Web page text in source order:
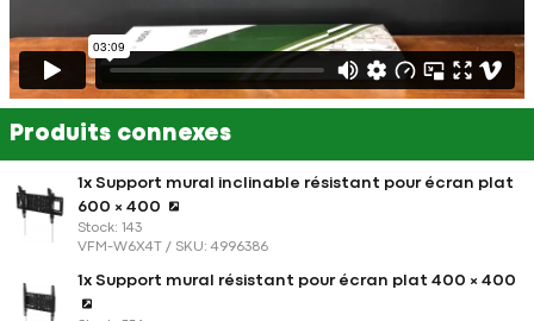
Produits connexes
1x Support mural inclinable résistant pour écran plat
600 × 400
Stock: 143
VFM-W6X4T / SKU: 4996386
1x Support mural résistant pour écran plat 400 × 400